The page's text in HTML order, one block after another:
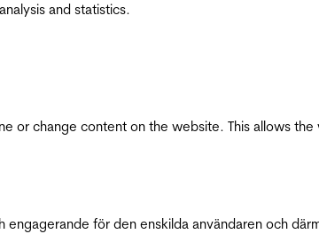
and statistics.
or change content on the website. This allows
för den enskilda användaren och